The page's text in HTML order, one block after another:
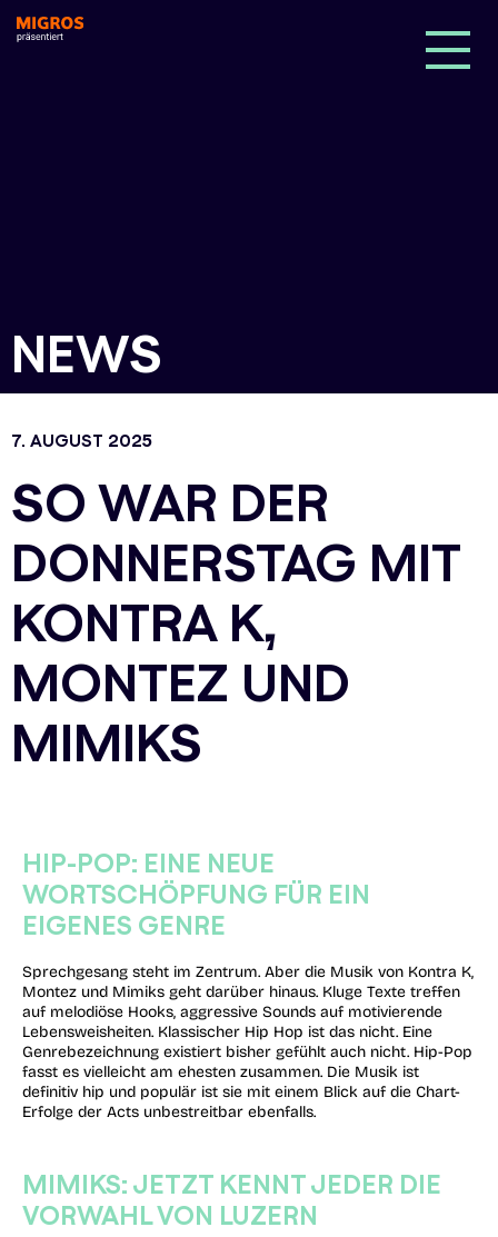
NEWS
7. AUGUST 2025
SO WAR DER
DONNERSTAG MIT
KONTRA K,
MONTEZ UND
MIMIKS
HIP-POP: EINE NEUE
WORTSCHÖPFUNG FÜR EIN
EIGENES GENRE
Sprechgesang steht im Zentrum. Aber die Musik von Kontra K,
Montez und Mimiks geht darüber hinaus. Kluge Texte treffen
auf melodiöse Hooks, aggressive Sounds auf motivierende
Lebensweisheiten. Klassischer Hip Hop ist das nicht. Eine
Genrebezeichnung existiert bisher gefühlt auch nicht. Hip-Pop
fasst es vielleicht am ehesten zusammen. Die Musik ist
definitiv hip und populär ist sie mit einem Blick auf die Chart-
Erfolge der Acts unbestreitbar ebenfalls.
MIMIKS: JETZT KENNT JEDER DIE
VORWAHL VON LUZERN